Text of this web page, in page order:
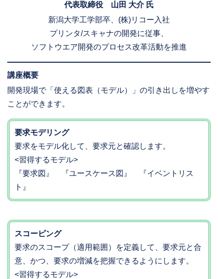
代表取締役 山田 大介 氏
新潟大学工学部卒、(株)リコー入社
プリンタ/スキャナの開発に従事、
ソフトウエア開発のプロセス改革活動を推進
講座概要
開発現場で「使える図表（モデル）」の引き出しを増やす
ことができます。
要求モデリング
要求をモデル化して、要求元と確認します。
<習得するモデル>
『要求図』 『ユースケース図』 『イベントリス
ト』
スコーピング
要求のスコープ（適用範囲）を定義して、要求元と合
意、かつ、要求の増減を把握できるようにします。
<習得するモデル>